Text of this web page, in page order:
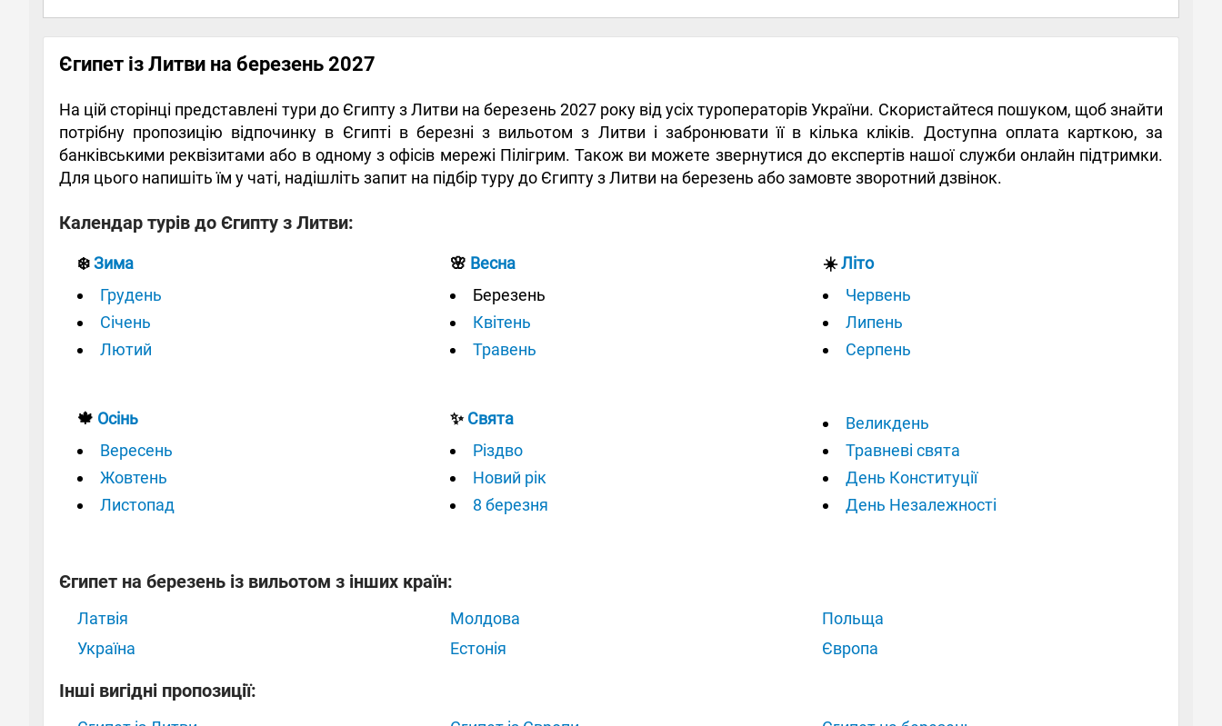
Єгипет із Литви на березень 2027
На цій сторінці представлені тури до Єгипту з Литви на березень 2027 року від усіх туроператорів України. Скористайтеся пошуком, щоб знайти
потрібну пропозицію відпочинку в Єгипті в березні з вильотом з Литви і забронювати її в кілька кліків. Доступна оплата карткою, за
банківськими реквізитами або в одному з офісів мережі Пілігрим. Також ви можете звернутися до експертів нашої служби онлайн підтримки.
Для цього напишіть їм у чаті, надішліть запит на підбір туру до Єгипту з Литви на березень або замовте зворотний дзвінок.
Календар турів до Єгипту з Литви:
❄️Зима
Грудень
Січень
Лютий
🌸 Весна
Березень
Квітень
Травень
☀️Літо
Червень
Липень
Серпень
🍁 Осінь
Вересень
Жовтень
Листопад
✨Свята
Різдво
Новий рік
8 березня
Великдень
Травневі свята
День Конституції
День Незалежності
Єгипет на березень із вильотом з інших країн:
Латвія Молдова
Польща
Україна
Естонія Європа
Інші вигідні пропозиції: